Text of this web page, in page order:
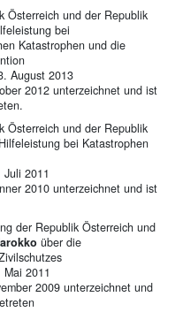
Österreich und der Republik
bei
Katastrophen und die
August 2013
2012 unterzeichnet und ist
Österreich und der Republik
bei Katastrophen
Juli 2011
2010 unterzeichnet und ist
der Republik Österreich und
über die
2011
2009 unterzeichnet und